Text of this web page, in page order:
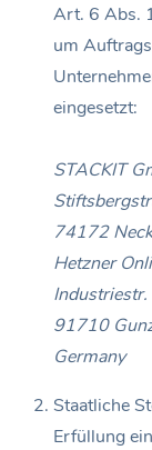
Art. 6 Abs.
um
eingesetzt:
STACKIT
74172
Hetzner
91710
Germany
Staatliche
Erfüllung